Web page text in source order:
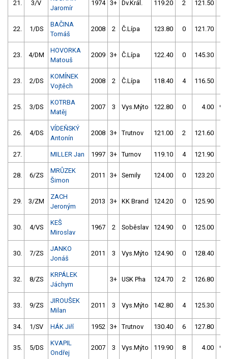
21. 3/V
Jaromír
1974 3+ Dv.Král. 119.20 2 121.50
22. 1/DS
BAČINA
Tomáš
2008 2 Č.Lípa 123.80 0 121.70
23. 4/DM
HOVORKA
Matouš
2009 3+ Č.Lípa 122.40 0 145.30
23. 2/DS
KOMÍNEK
Vojtěch
2008 2 Č.Lípa 118.40 4 116.50
25. 3/DS
KOTRBA
Matěj
2007 3 Vys.Mýto 122.80 0 4.00
26. 4/DS
VÍDEŇSKÝ
Antonín
2008 3+ Trutnov 121.00 2 121.60
27. MILLER Jan 1997 3+ Turnov 119.10 4 121.90
28. 6/ZS
MRŮZEK
Šimon
2011 3+ Semily 124.00 0 123.20
29. 3/ZM
ZACH
Jeroným
2013 3+ KK Brand 124.20 0 125.90
30. 4/VS
KEŠ
Miroslav
1967 2 Soběslav 124.90 0 125.00
30. 7/ZS
JANKO
Jonáš
2011 3 Vys.Mýto 124.90 0 128.40
32. 8/ZS
KRPÁLEK
Jáchym
3+ USK Pha 124.70 2 126.80
33. 9/ZS
JIROUŠEK
Milan
2011 3 Vys.Mýto 142.80 4 125.30
34. 1/SV HÁK Jiří 1952 3+ Trutnov 130.40 6 127.80
35. 5/DS
KVAPIL
Ondřej
2007 3 Vys.Mýto 119.90 8 4.00